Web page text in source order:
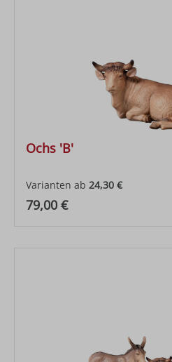
Ochs 'B'
Varianten ab 24,30 €
Regulärer Preis:
79,00 €